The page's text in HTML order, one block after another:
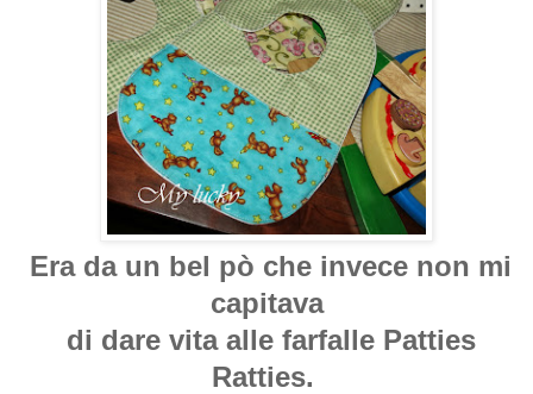
Era da un bel pò che invece non mi
capitava
di dare vita alle farfalle Patties
Ratties.